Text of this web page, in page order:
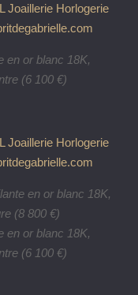
en or blanc 18K,
(6 100 €)
en or blanc 18K,
(8 800 €)
en or blanc 18K,
(6 100 €)